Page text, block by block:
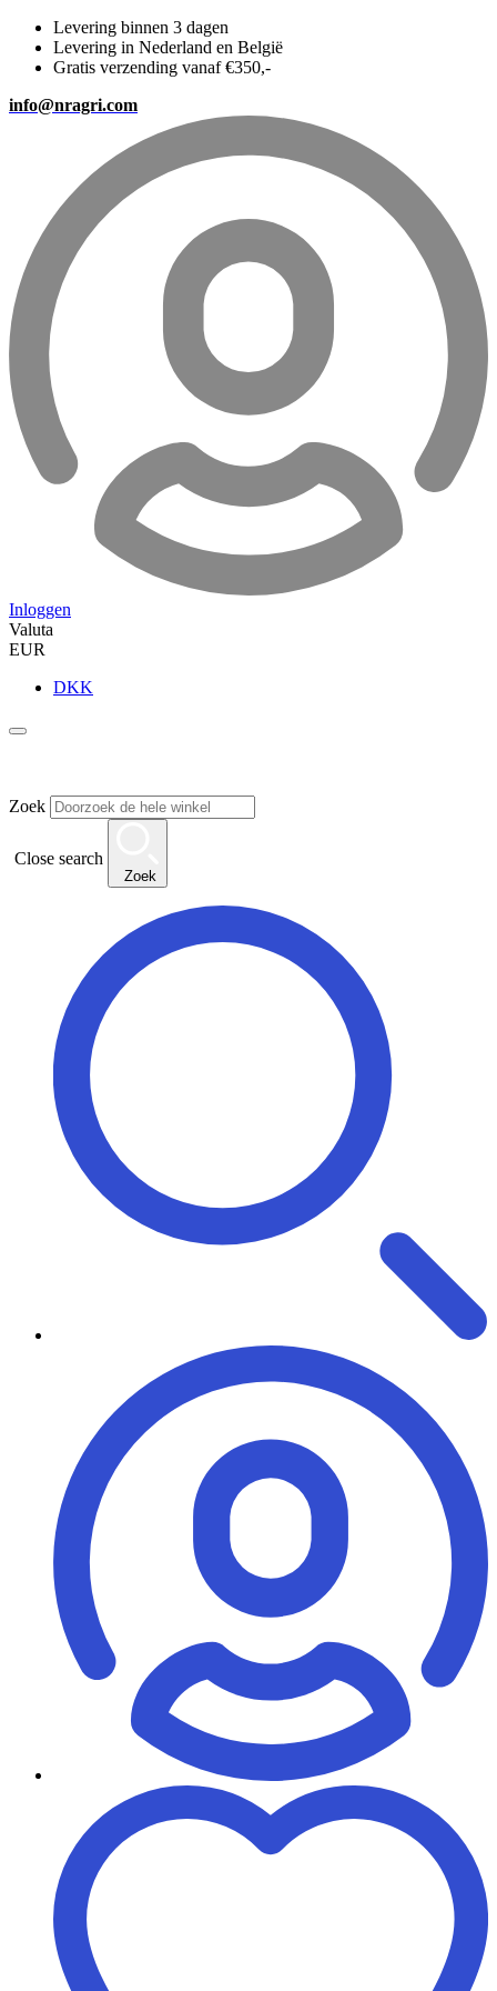
Levering binnen 3 dagen
Levering in Nederland en België
Gratis verzending vanaf €350,-
info@nragri.com
Inloggen
Valuta
EUR
DKK
Zoek
Close search
Zoek